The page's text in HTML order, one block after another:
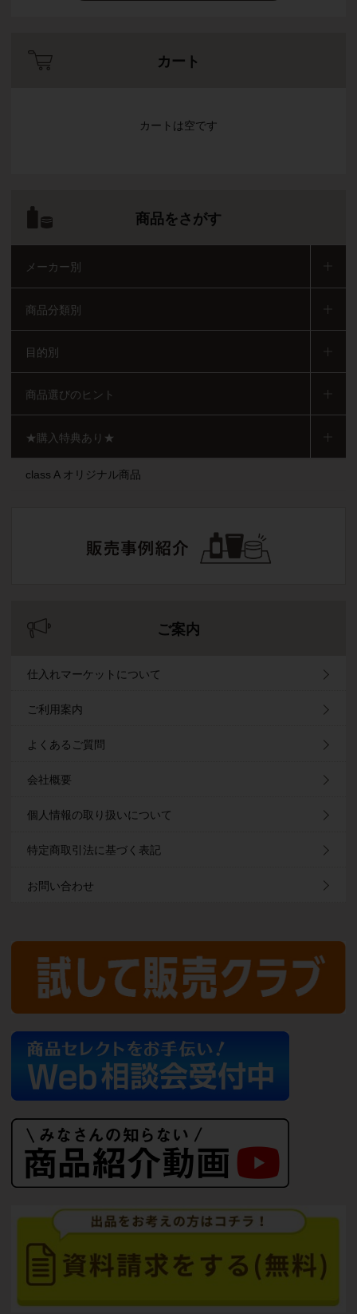
カート
カートは空です
商品をさがす
メーカー別
商品分類別
目的別
商品選びのヒント
★購入特典あり★
class A オリジナル商品
ご案内
仕入れマーケットについて
ご利用案内
よくあるご質問
会社概要
個人情報の取り扱いについて
特定商取引法に基づく表記
お問い合わせ